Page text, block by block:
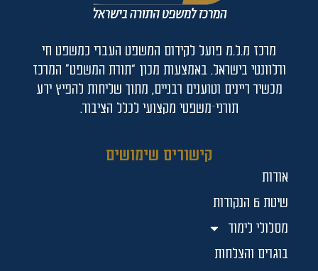
מרכז מ.ל.מ פועל לקידום המשפט העברי כמשפט חי
ורלוונטי בישראל. באמצעות מכון “תורת המשפט” המרכז
מכשיר דיינים וטוענים רבניים, מתוך שליחות להפיץ ידע
תורני־משפטי מקצועי לכלל הציבור.
קישורים שימושים
אודות
שיטת 6 הנקודות
מסלולי לימוד
בוגרים והצלחות